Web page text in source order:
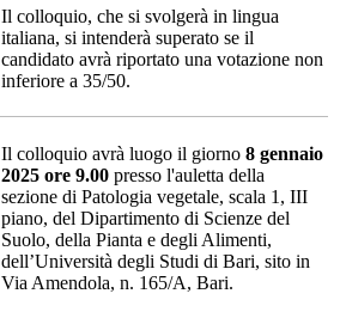
Il colloquio, che si svolgerà in lingua
italiana, si intenderà superato se il
candidato avrà riportato una votazione non
inferiore a 35/50.
Il colloquio avrà luogo il giorno 8 gennaio
2025 ore 9.00 presso l'auletta della
sezione di Patologia vegetale, scala 1, III
piano, del Dipartimento di Scienze del
Suolo, della Pianta e degli Alimenti,
dell’Università degli Studi di Bari, sito in
Via Amendola, n. 165/A, Bari.